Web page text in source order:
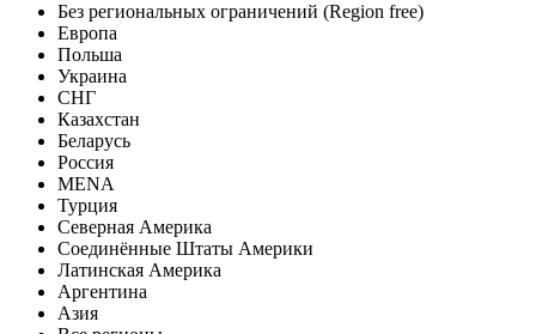
Без региональных ограничений (Region free)
Европа
Польша
Украина
СНГ
Казахстан
Беларусь
Россия
MENA
Турция
Северная Америка
Соединённые Штаты Америки
Латинская Америка
Аргентина
Азия